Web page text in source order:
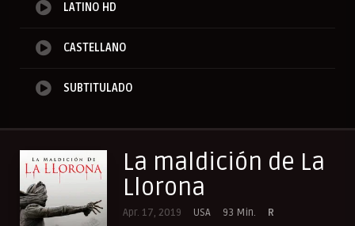
LATINO HD
CASTELLANO
SUBTITULADO
La maldición de La
Llorona
Apr. 17, 2019 USA 93 Min.
R